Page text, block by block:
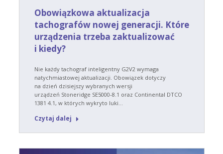
Obowiązkowa aktualizacja
tachografów nowej generacji. Które
urządzenia trzeba zaktualizować
i kiedy?
Nie każdy tachograf inteligentny G2V2 wymaga
natychmiastowej aktualizacji. Obowiązek dotyczy
na dzień dzisiejszy wybranych wersji
urządzeń Stoneridge SE5000-8.1 oraz Continental DTCO
1381 4.1, w których wykryto luki…
Czytaj dalej